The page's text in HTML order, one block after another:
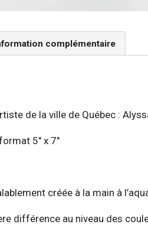
complémentaire
de la ville de Québec :
5″ x 7″
créée à la main à
différence au niveau des